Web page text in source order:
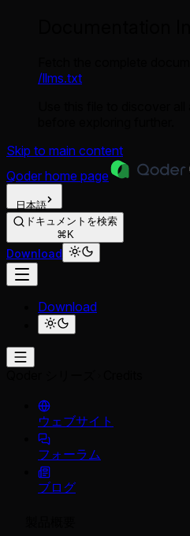
/llms.txt
Skip to main content
Qoder home page
日本語
ドキュメントを検索
⌘K
Download
Download
ウェブサイト
フォーラム
ブログ